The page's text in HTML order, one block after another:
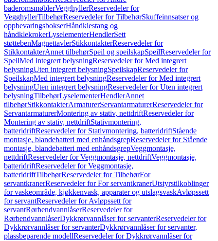
baderomsmøblerVegghyllerReservedeler for
VegghyllerTilbehørReservedeler for TilbehørSkuffeinnsatser og
oppbevaringsbokserHåndklestang og
håndklekrokerLyselementerHendlerSett
støttebenMagnettavlerStikkontakterReservedeler for
StikkontakterAnnet tilbehørSpeil og speilskapSpeilReservedeler for
SpeilMed integrert belysningReservedeler for Med integrert
belysningUten integrert belysningSpeilskapReservedeler for
SpeilskapMed integrert belysningReservedeler for Med integrert
belysningUten integrert belysningReservedeler for Uten integrert
belysningTilbehørLyselementerHendlerAnnet
tilbehørStikkontakterArmaturerServantarmaturerReservedeler for
ServantarmaturerMontering av stativ, nettdriftReservedeler for
Montering av stativ, nettdriftStativmontering,
batteridriftReservedeler for Stativmontering, batteridriftStående
montasje, blandebatteri med enhåndsgrepReservedeler for Stående
montasje, blandebatteri med enhåndsgrepVeggmontasje,
nettdriftReservedeler for Veggmontasje, nettdriftVeggmontasje,
batteridriftReservedeler for Veggmontasje,
batteridriftTilbehørReservedeler for TilbehørFor
servantkranerReservedeler for For servantkranerUtstyrstilkoblinger
for vaskeområde, kjøkkenvask, apparater og utslagsvaskAvløpssett
for servantReservedeler for Avløpssett for
servantRørbendvannlåserReservedeler for
RørbendvannlåserDykkrørvannlåser for servanterReservedeler for
Dykkrørvannlåser for servanterDykkrørvannlåser for servanter,
plassbeparende modellReservedeler for Dykkrørvannlåser for